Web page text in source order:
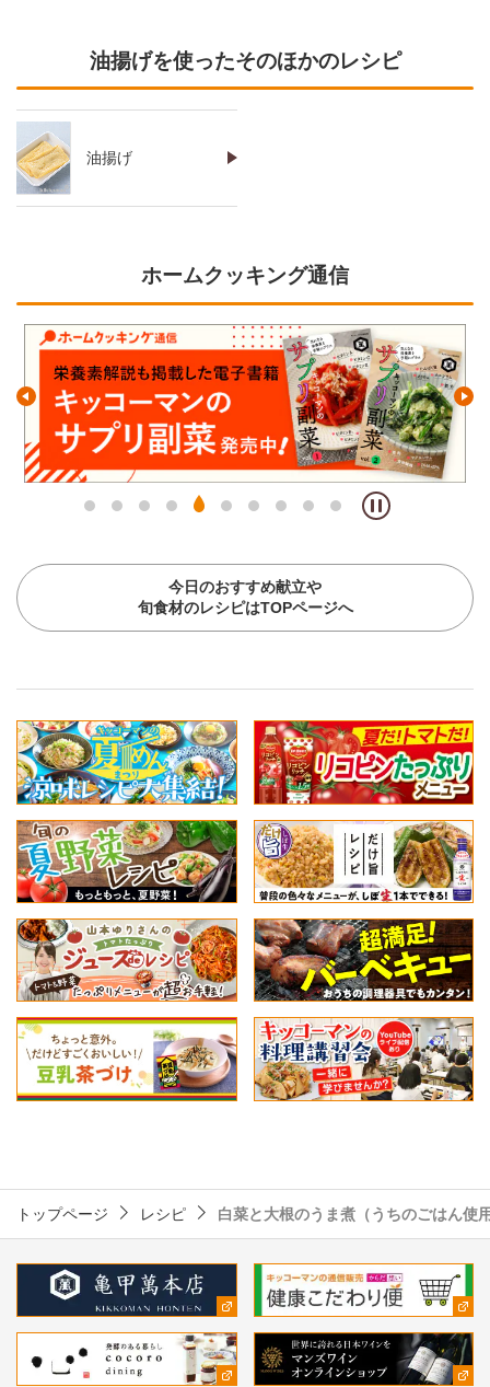
油揚げを使ったそのほかのレシピ
油揚げ
ホームクッキング通信
今日のおすすめ献立や
旬食材のレシピはTOPページへ
トップページ レシピ 白菜と大根のうま煮（うちのごはん使